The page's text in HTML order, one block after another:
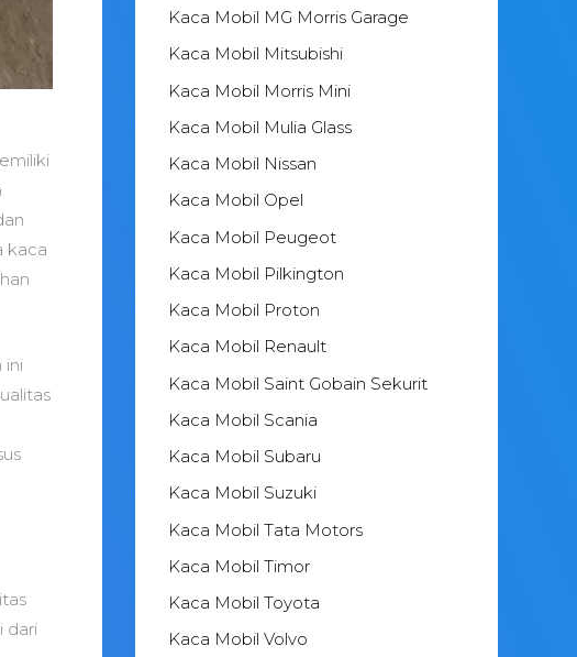
kaca
ini
dari
Kaca Mobil MG Morris Garage
Kaca Mobil Mitsubishi
Kaca Mobil Morris Mini
Kaca Mobil Mulia Glass
Kaca Mobil Nissan
Kaca Mobil Opel
Kaca Mobil Peugeot
Kaca Mobil Pilkington
Kaca Mobil Proton
Kaca Mobil Renault
Kaca Mobil Saint Gobain Sekurit
Kaca Mobil Scania
Kaca Mobil Subaru
Kaca Mobil Suzuki
Kaca Mobil Tata Motors
Kaca Mobil Timor
Kaca Mobil Toyota
Kaca Mobil Volvo